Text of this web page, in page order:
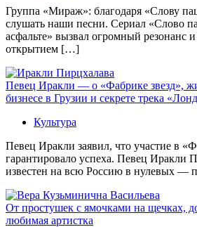
Группа «Мираж»: благодаря «Слову
слушать наши песни. Сериал «Слово
асфальте» вызвал огромный резонанс
открытием […]
Певец Иракли — о «Фабрике звезд»,
бизнесе в Грузии и секрете трека
Культура
Певец Иракли заявил, что участие в
гарантировало успеха. Певец Иракли
известен на всю Россию в нулевых —
От простушек с ямочками на щечках,
любимая артистка